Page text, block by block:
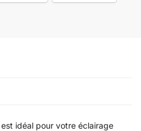
est idéal pour votre éclairage